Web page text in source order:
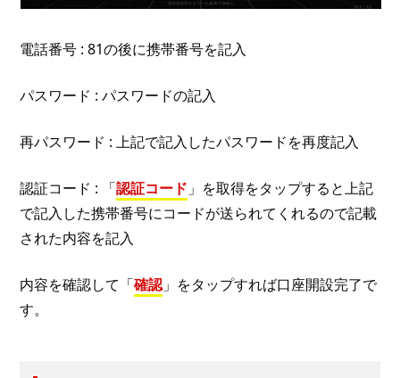
電話番号 : 81の後に携帯番号を記入
パスワード : パスワードの記入
再パスワード : 上記で記入したパスワードを再度記入
認証コード : 「認証コード 」を取得をタップすると上記
で記入した携帯番号にコードが送られてくれるので記載
された内容を記入
内容を確認して「確認」をタップすれば口座開設完了で
す。